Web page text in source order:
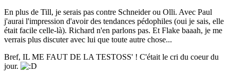
En plus de Till, je serais pas contre Schneider ou Olli. Avec Paul
j'aurai l'impression d'avoir des tendances pédophiles (oui je sais, elle
était facile celle-là). Richard n'en parlons pas. Et Flake baaah, je me
verrais plus discuter avec lui que toute autre chose...
Bref, IL ME FAUT DE LA TESTOSS' ! C'était le cri du coeur du
jour.